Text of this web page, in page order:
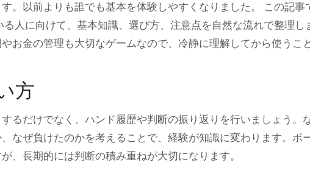
。以前よりも誰でも基本を体験しやすくなりました。 この記事
る人に向けて、基本知識、選び方、注意点を自然な流れで整理し
お金の管理も大切なゲームなので、冷静に理解してから使うこ
方
るだけでなく、ハンド履歴や判断の振り返りを行いましょう。
なぜ負けたのかを考えることで、経験が知識に変わります。ポ
、長期的には判断の積み重ねが大切になります。